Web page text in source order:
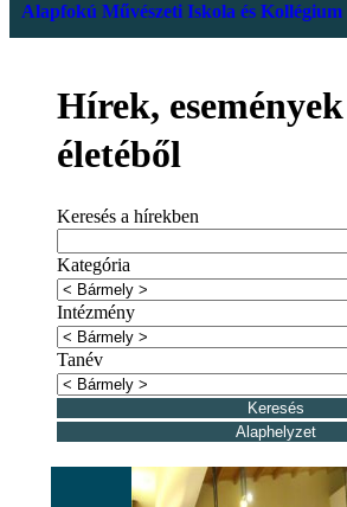
Alapfokú Művészeti Iskola és Kollégium
Hírek,
életéből
Keresés a hírekben
Kategória
Intézmény
Tanév